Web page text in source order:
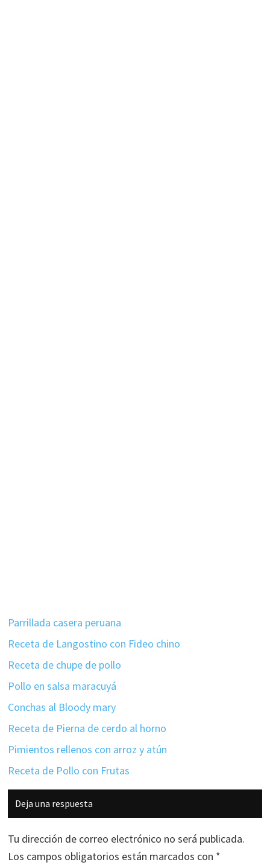
Parrillada casera peruana
Receta de Langostino con Fideo chino
Receta de chupe de pollo
Pollo en salsa maracuyá
Conchas al Bloody mary
Receta de Pierna de cerdo al horno
Pimientos rellenos con arroz y atún
Receta de Pollo con Frutas
Interacciones
con
los
lectores
Deja una respuesta
Tu dirección de correo electrónico no será publicada.
Los campos obligatorios están marcados con *